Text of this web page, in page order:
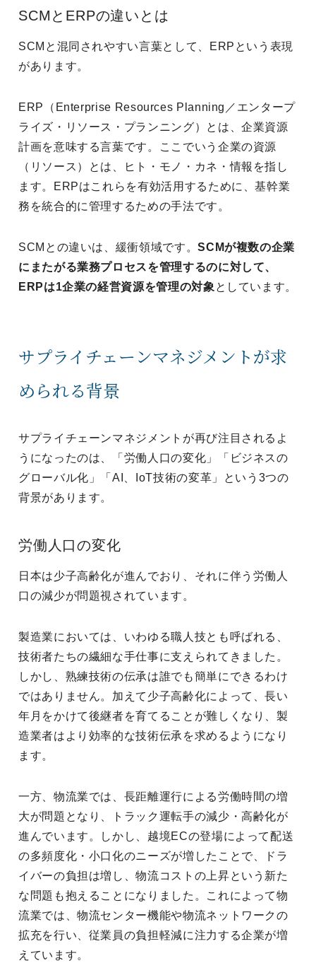
SCMとERPの違いとは
SCMと混同されやすい言葉として、ERPという表現
があります。
ERP（Enterprise Resources Planning／エンタープ
ライズ・リソース・プランニング）とは、企業資源
計画を意味する言葉です。ここでいう企業の資源
（リソース）とは、ヒト・モノ・カネ・情報を指し
ます。ERPはこれらを有効活用するために、基幹業
務を統合的に管理するための手法です。
SCMとの違いは、緩衝領域です。SCMが複数の企業
にまたがる業務プロセスを管理するのに対して、
ERPは1企業の経営資源を管理の対象 としています。
サプライチェーンマネジメントが求
められる背景
サプライチェーンマネジメントが再び注目されるよ
うになったのは、「労働人口の変化」「ビジネスの
グローバル化」「AI、IoT技術の変革」という3つの
背景があります。
労働人口の変化
日本は少子高齢化が進んでおり、それに伴う労働人
口の減少が問題視されています。
製造業においては、いわゆる職人技とも呼ばれる、
技術者たちの繊細な手仕事に支えられてきました。
しかし、熟練技術の伝承は誰でも簡単にできるわけ
ではありません。加えて少子高齢化によって、長い
年月をかけて後継者を育てることが難しくなり、製
造業者はより効率的な技術伝承を求めるようになり
ます。
一方、物流業では、長距離運行による労働時間の増
大が問題となり、トラック運転手の減少・高齢化が
進んでいます。しかし、越境ECの登場によって配送
の多頻度化・小口化のニーズが増したことで、ドラ
イバーの負担は増し、物流コストの上昇という新た
な問題も抱えることになりました。これによって物
流業では、物流センター機能や物流ネットワークの
拡充を行い、従業員の負担軽減に注力する企業が増
えています。